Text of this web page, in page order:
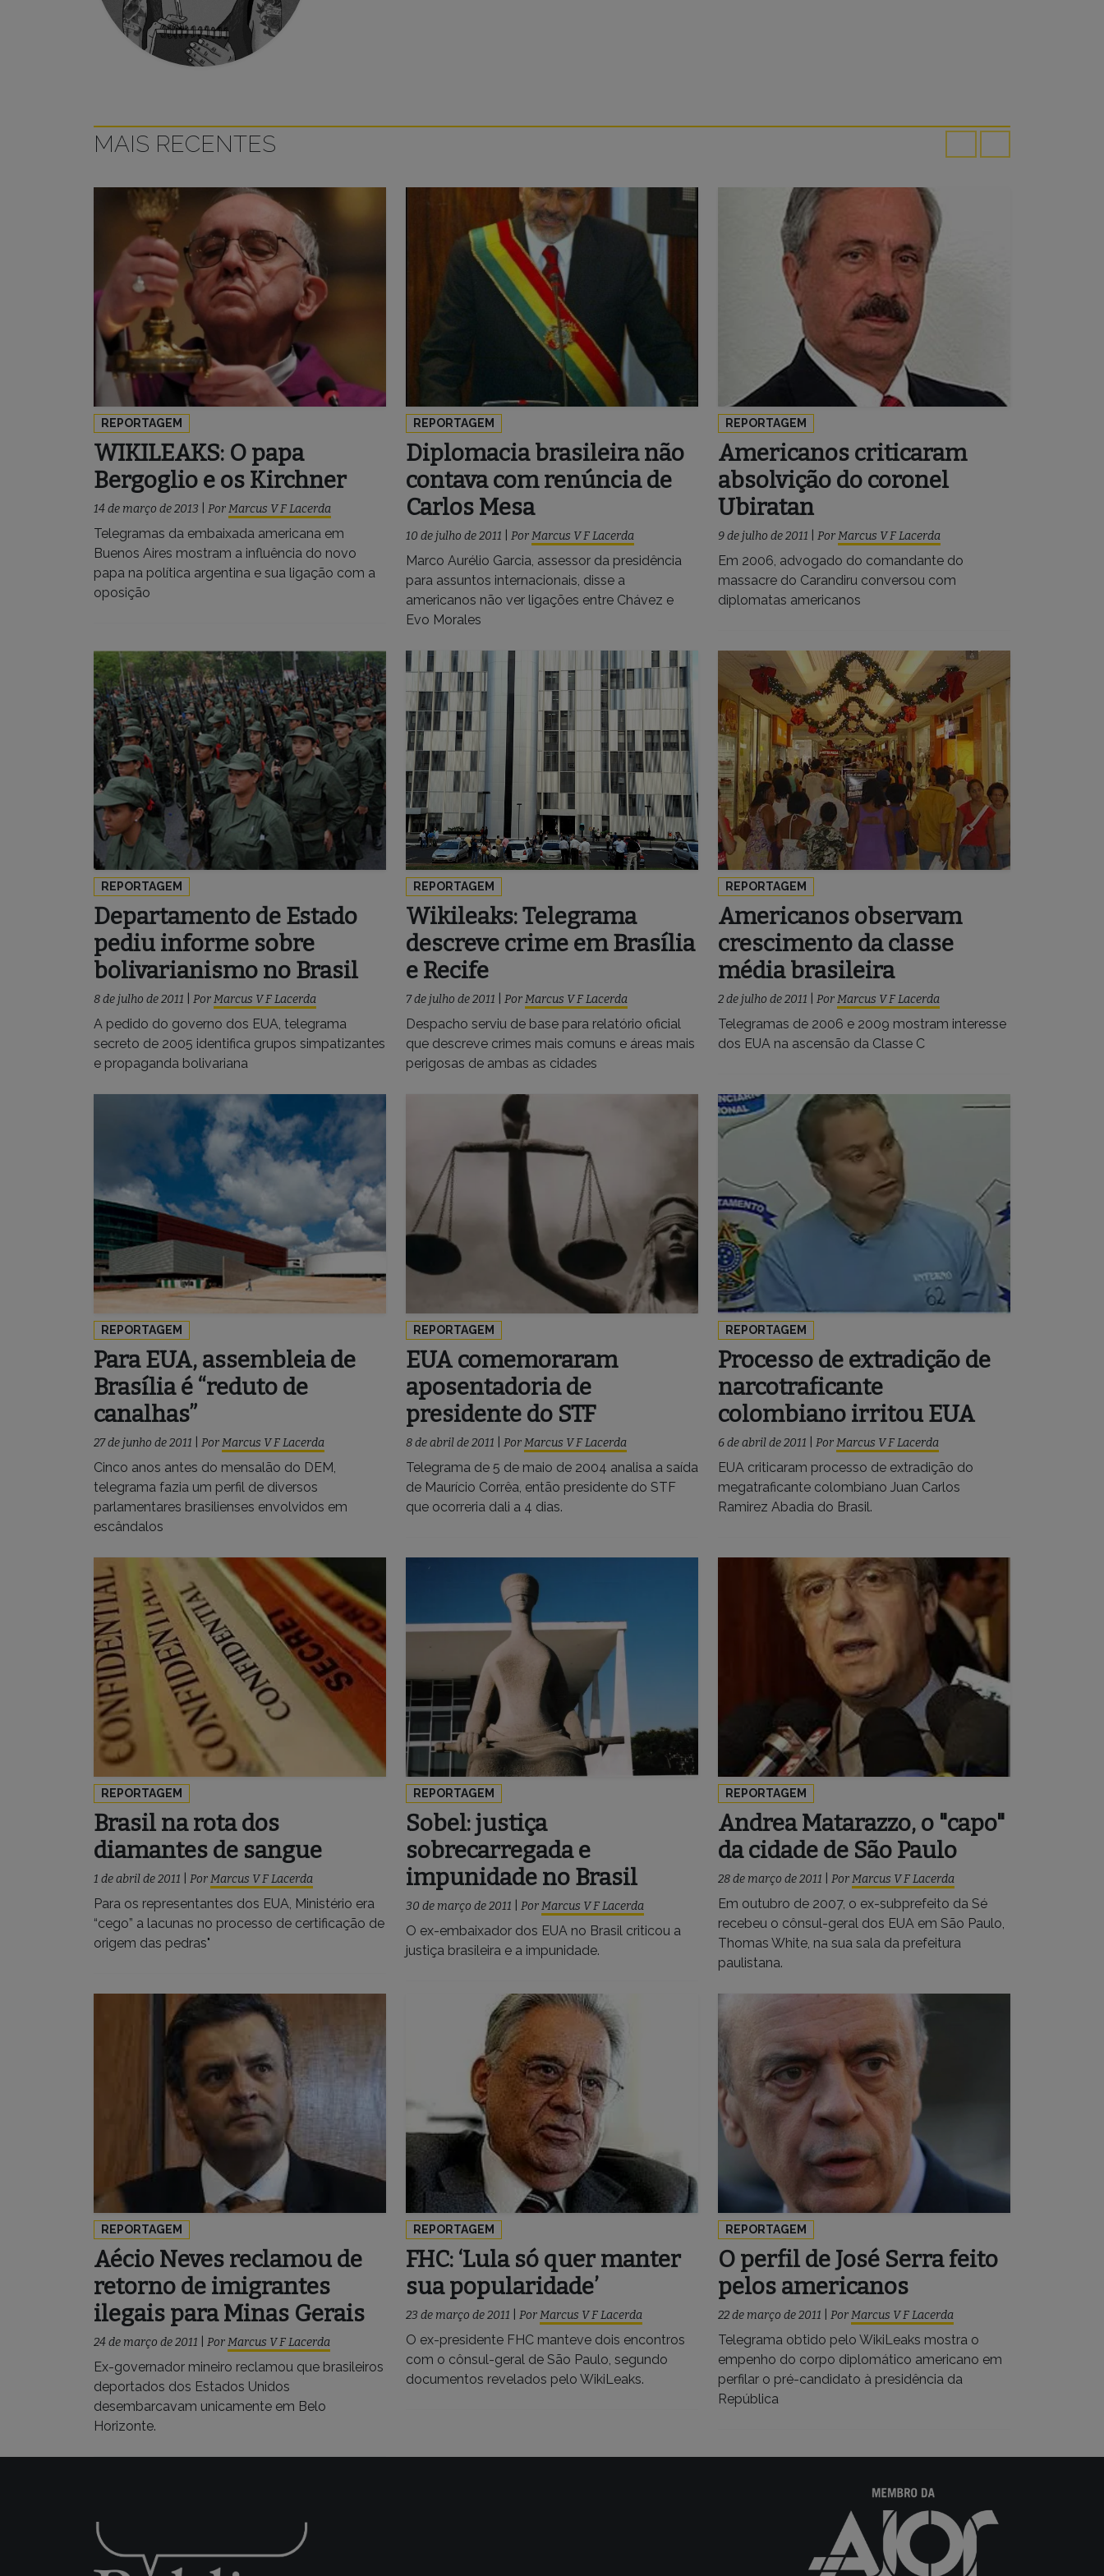
MAIS RECENTES
REPORTAGEM
WIKILEAKS: O papa
Bergoglio e os Kirchner
14 de março de 2013 PorMarcus V F Lacerda
Telegramas da embaixada americana em
Buenos Aires mostram a influência do novo
papa na política argentina e sua ligação com a
oposição
REPORTAGEM
Diplomacia brasileira não
contava com renúncia de
Carlos Mesa
10 de julho de 2011 PorMarcus V F Lacerda
Marco Aurélio Garcia, assessor da presidência
para assuntos internacionais, disse a
americanos não ver ligações entre Chávez e
Evo Morales
REPORTAGEM
Americanos criticaram
absolvição do coronel
Ubiratan
9 de julho de 2011 PorMarcus V F Lacerda
Em 2006, advogado do comandante do
massacre do Carandiru conversou com
diplomatas americanos
REPORTAGEM
Departamento de Estado
pediu informe sobre
bolivarianismo no Brasil
8 de julho de 2011 PorMarcus V F Lacerda
A pedido do governo dos EUA, telegrama
secreto de 2005 identifica grupos simpatizantes
e propaganda bolivariana
REPORTAGEM
Wikileaks: Telegrama
descreve crime em Brasília
e Recife
7 de julho de 2011 PorMarcus V F Lacerda
Despacho serviu de base para relatório oficial
que descreve crimes mais comuns e áreas mais
perigosas de ambas as cidades
REPORTAGEM
Americanos observam
crescimento da classe
média brasileira
2 de julho de 2011 PorMarcus V F Lacerda
Telegramas de 2006 e 2009 mostram interesse
dos EUA na ascensão da Classe C
REPORTAGEM
Para EUA, assembleia de
Brasília é “reduto de
canalhas”
27 de junho de 2011 PorMarcus V F Lacerda
Cinco anos antes do mensalão do DEM,
telegrama fazia um perfil de diversos
parlamentares brasilienses envolvidos em
escândalos
REPORTAGEM
EUA comemoraram
aposentadoria de
presidente do STF
8 de abril de 2011 PorMarcus V F Lacerda
Telegrama de 5 de maio de 2004 analisa a saída
de Maurício Corrêa, então presidente do STF
que ocorreria dali a 4 dias.
REPORTAGEM
Processo de extradição de
narcotraficante
colombiano irritou EUA
6 de abril de 2011 PorMarcus V F Lacerda
EUA criticaram processo de extradição do
megatraficante colombiano Juan Carlos
Ramirez Abadia do Brasil.
REPORTAGEM
Brasil na rota dos
diamantes de sangue
1 de abril de 2011 PorMarcus V F Lacerda
Para os representantes dos EUA, Ministério era
“cego” a lacunas no processo de certificação de
origem das pedras"
REPORTAGEM
Sobel: justiça
sobrecarregada e
impunidade no Brasil
30 de março de 2011 PorMarcus V F Lacerda
O ex-embaixador dos EUA no Brasil criticou a
justiça brasileira e a impunidade.
REPORTAGEM
Andrea Matarazzo, o "capo"
da cidade de São Paulo
28 de março de 2011 PorMarcus V F Lacerda
Em outubro de 2007, o ex-subprefeito da Sé
recebeu o cônsul-geral dos EUA em São Paulo,
Thomas White, na sua sala da prefeitura
paulistana.
REPORTAGEM
Aécio Neves reclamou de
retorno de imigrantes
ilegais para Minas Gerais
24 de março de 2011 PorMarcus V F Lacerda
Ex-governador mineiro reclamou que brasileiros
deportados dos Estados Unidos
desembarcavam unicamente em Belo
Horizonte.
REPORTAGEM
FHC: ‘Lula só quer manter
sua popularidade’
23 de março de 2011 PorMarcus V F Lacerda
O ex-presidente FHC manteve dois encontros
com o cônsul-geral de São Paulo, segundo
documentos revelados pelo WikiLeaks.
REPORTAGEM
O perfil de José Serra feito
pelos americanos
22 de março de 2011 PorMarcus V F Lacerda
Telegrama obtido pelo WikiLeaks mostra o
empenho do corpo diplomático americano em
perfilar o pré-candidato à presidência da
República